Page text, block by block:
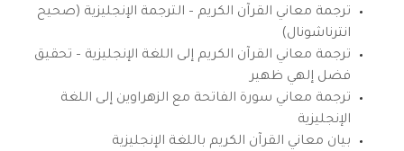
ترجمة معاني القرآن الكريم – الترجمة الإنجليزية (صحيح
انترناشونال)
ترجمة معاني القرآن الكريم إلى اللغة الإنجليزية – تحقيق
فضل إلهي ظهير
ترجمة معاني سورة الفاتحة مع الزهراوين إلى اللغة
الإنجليزية
بيان معاني القرآن الكريم باللغة الإنجليزية